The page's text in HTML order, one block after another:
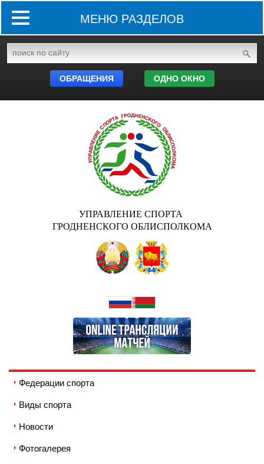
МЕНЮ РАЗДЕЛОВ
ОБРАЩЕНИЯ ОДНО ОКНО
УПРАВЛЕНИЕ СПОРТА
ГРОДНЕНСКОГО ОБЛИСПОЛКОМА
Федерации спорта
Виды спорта
Новости
Фотогалерея